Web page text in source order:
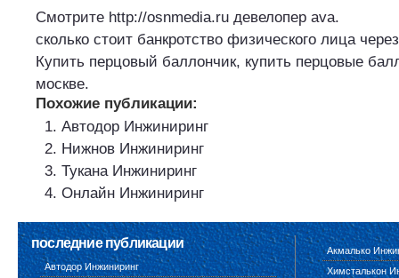
Смотрите http://osnmedia.ru девелопер ava.
сколько стоит банкротство физического лица
Купить перцовый баллончик, купить перцовые
москве.
Похожие публикации:
Автодор Инжиниринг
Нижнов Инжиниринг
Тукана Инжиниринг
Онлайн Инжиниринг
последние публикации
Автодор Инжиниринг
Акмалько
Химсталькон